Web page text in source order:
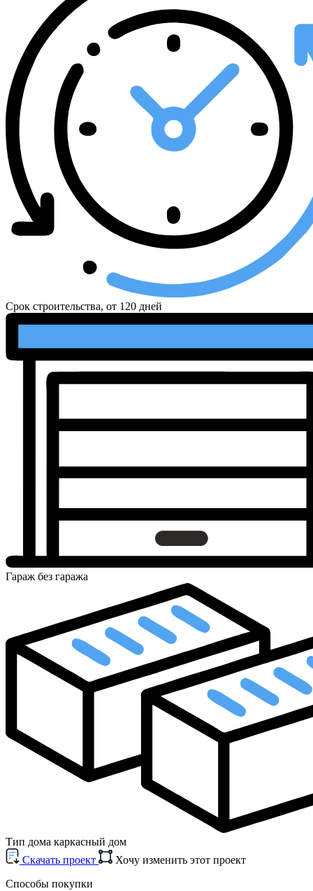
Срок строительства, от 120 дней
Гараж без гаража
Тип дома каркасный дом
Cкачать проект
Хочу изменить этот проект
Способы покупки